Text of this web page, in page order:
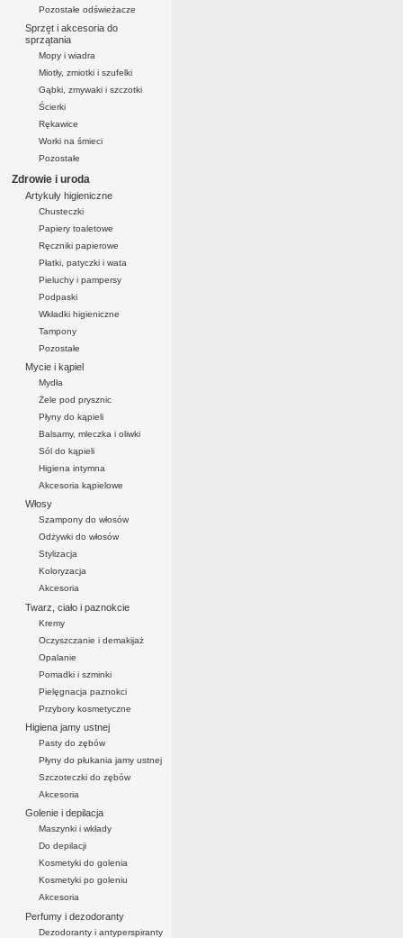
Pozostałe odświeżacze
Sprzęt i akcesoria do
sprzątania
Mopy i wiadra
Miotły, zmiotki i szufelki
Gąbki, zmywaki i szczotki
Ścierki
Rękawice
Worki na śmieci
Pozostałe
Zdrowie i uroda
Artykuły higieniczne
Chusteczki
Papiery toaletowe
Ręczniki papierowe
Płatki, patyczki i wata
Pieluchy i pampersy
Podpaski
Wkładki higieniczne
Tampony
Pozostałe
Mycie i kąpiel
Mydła
Żele pod prysznic
Płyny do kąpieli
Balsamy, mleczka i oliwki
Sól do kąpieli
Higiena intymna
Akcesoria kąpielowe
Włosy
Szampony do włosów
Odżywki do włosów
Stylizacja
Koloryzacja
Akcesoria
Twarz, ciało i paznokcie
Kremy
Oczyszczanie i demakijaż
Opalanie
Pomadki i szminki
Pielęgnacja paznokci
Przybory kosmetyczne
Higiena jamy ustnej
Pasty do zębów
Płyny do płukania jamy ustnej
Szczoteczki do zębów
Akcesoria
Golenie i depilacja
Maszynki i wkłady
Do depilacji
Kosmetyki do golenia
Kosmetyki po goleniu
Akcesoria
Perfumy i dezodoranty
Dezodoranty i antyperspiranty